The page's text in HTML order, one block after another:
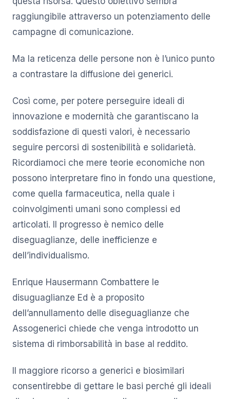
raggiungibile attraverso un potenziamento delle
campagne di comunicazione.
Ma la reticenza delle persone non è l’unico punto
a contrastare la diffusione dei generici.
Così come, per potere perseguire ideali di
innovazione e modernità che garantiscano la
soddisfazione di questi valori, è necessario
seguire percorsi di sostenibilità e solidarietà.
Ricordiamoci che mere teorie economiche non
possono interpretare fino in fondo una questione,
come quella farmaceutica, nella quale i
coinvolgimenti umani sono complessi ed
articolati. Il progresso è nemico delle
diseguaglianze, delle inefficienze e
dell’individualismo.
Enrique Hausermann Combattere le
disuguaglianze Ed è a proposito
dell’annullamento delle diseguaglianze che
Assogenerici chiede che venga introdotto un
sistema di rimborsabilità in base al reddito.
Il maggiore ricorso a generici e biosimilari
consentirebbe di gettare le basi perché gli ideali